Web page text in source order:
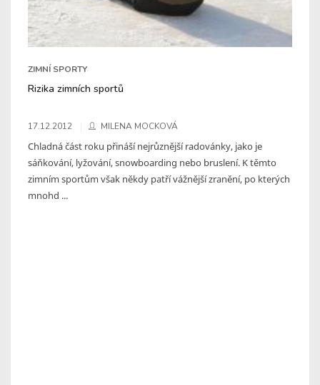
ZIMNÍ SPORTY
Rizika zimních sportů
17.12.2012 MILENA MOCKOVÁ
Chladná část roku přináší nejrůznější radovánky, jako je
sáňkování, lyžování, snowboarding nebo bruslení. K těmto
zimním sportům však někdy patří vážnější zranění, po kterých
mnohd ...